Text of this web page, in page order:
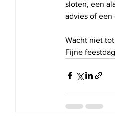
sloten, een
advies of een
Wacht niet
Fijne